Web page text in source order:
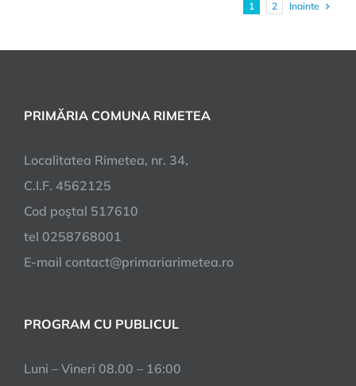
1 2 Inainte
PRIMĂRIA COMUNA RIMETEA
Localitatea Rimetea, nr. 34,
C.I.F. 4562125
Cod poştal 517610
tel 0258768001
E-mail contact@primariarimetea.ro
PROGRAM CU PUBLICUL
Luni – Vineri 08.00 – 16:00